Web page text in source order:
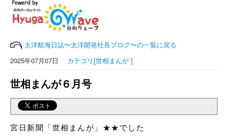
太洋航海日誌〜太洋開発社長ブログ〜の一覧に戻る
2025年07月07日
カテゴリ[世相まんが ]
世相まんが６月号
宮日新聞「世相まんが」★★でした